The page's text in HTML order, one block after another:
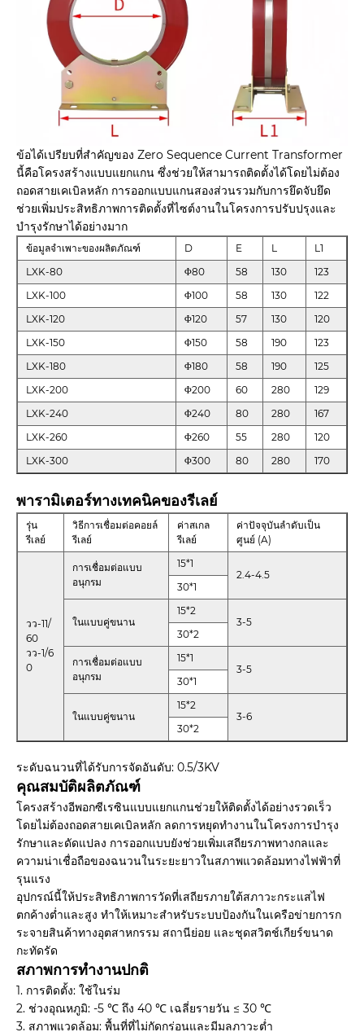
ข้อได้เปรียบที่สำคัญของ Zero Sequence Current Transformer
นี้คือโครงสร้างแบบแยกแกน ซึ่งช่วยให้สามารถติดตั้งได้โดยไม่ต้อง
ถอดสายเคเบิลหลัก การออกแบบแกนสองส่วนรวมกับการยึดจับยึด
ช่วยเพิ่มประสิทธิภาพการติดตั้งที่ไซต์งานในโครงการปรับปรุงและ
บำรุงรักษาได้อย่างมาก
ข้อมูลจำเพาะของผลิตภัณฑ์ D E L
L1
LXK-80
Φ80 58 130
123
LXK-100
Φ100 58 130
122
LXK-120
Φ120 57 130
120
LXK-150
Φ150 58 190
123
LXK-180
Φ180 58 190
125
LXK-200
Φ200 60 280
129
LXK-240
Φ240 80 280
167
LXK-260
Φ260 55 280
120
LXK-300
Φ300 80 280 170
พารามิเตอร์ทางเทคนิคของรีเลย์
รุ่น
รีเลย์
วิธีการเชื่อมต่อคอยล์
รีเลย์
ค่าสเกล
รีเลย์
ค่าปัจจุบันลำดับเป็น
ศูนย์ (A)
วว-11/
60
วว-1/6
0
การเชื่อมต่อแบบ
อนุกรม
15*1
2.4-4.5
30*1
ในแบบคู่ขนาน
15*2
3-5
30*2
การเชื่อมต่อแบบ
อนุกรม
15*1
3-5
30*1
ในแบบคู่ขนาน
15*2
3-6
30*2
ระดับฉนวนที่ได้รับการจัดอันดับ: 0.5/3KV
คุณสมบัติผลิตภัณฑ์
โครงสร้างอีพอกซีเรซินแบบแยกแกนช่วยให้ติดตั้งได้อย่างรวดเร็ว
โดยไม่ต้องถอดสายเคเบิลหลัก ลดการหยุดทำงานในโครงการบำรุง
รักษาและดัดแปลง การออกแบบยังช่วยเพิ่มเสถียรภาพทางกลและ
ความน่าเชื่อถือของฉนวนในระยะยาวในสภาพแวดล้อมทางไฟฟ้าที่
รุนแรง
อุปกรณ์นี้ให้ประสิทธิภาพการวัดที่เสถียรภายใต้สภาวะกระแสไฟ
ตกค้างต่ำและสูง ทำให้เหมาะสำหรับระบบป้องกันในเครือข่ายการก
ระจายสินค้าทางอุตสาหกรรม สถานีย่อย และชุดสวิตช์เกียร์ขนาด
กะทัดรัด
สภาพการทำงานปกติ
1. การติดตั้ง: ใช้ในร่ม
2. ช่วงอุณหภูมิ: -5 ℃ ถึง 40 ℃ เฉลี่ยรายวัน ≤ 30 ℃
3. สภาพแวดล้อม: พื้นที่ที่ไม่กัดกร่อนและมีมลภาวะต่ำ